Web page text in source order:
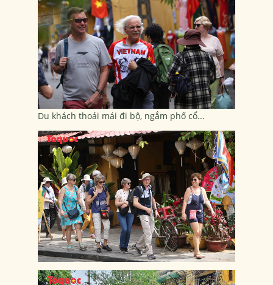
Du khách thoải mái đi bộ, ngắm phố cổ...